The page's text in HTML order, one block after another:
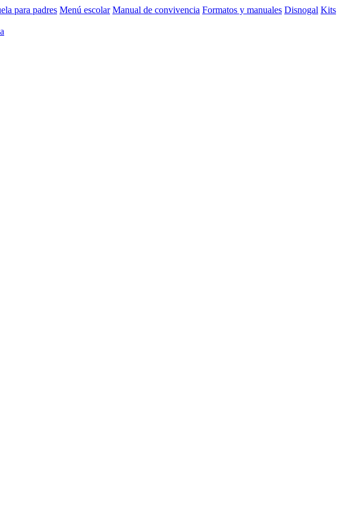
para padres Menú escolar Manual de convivencia Formatos y manuales Disnogal Kits